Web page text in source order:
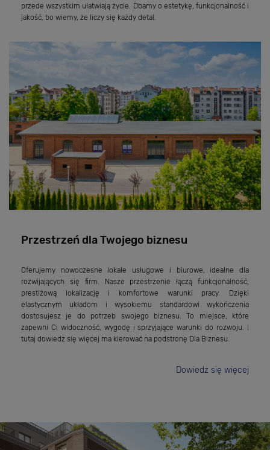
przede wszystkim ułatwiają życie. Dbamy o estetykę, funkcjonalność i
jakość, bo wiemy, że liczy się każdy detal.
Przestrzeń dla Twojego biznesu
Oferujemy nowoczesne lokale usługowe i biurowe, idealne dla
rozwijających się firm. Nasze przestrzenie łączą funkcjonalność,
prestiżową lokalizację i komfortowe warunki pracy. Dzięki
elastycznym układom i wysokiemu standardowi wykończenia
dostosujesz je do potrzeb swojego biznesu. To miejsce, które
zapewni Ci widoczność, wygodę i sprzyjające warunki do rozwoju. I
tutaj dowiedz się więcej ma kierować na podstronę Dla Biznesu.
Dowiedz się więcej